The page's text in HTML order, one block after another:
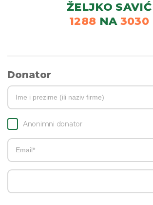
ŽELJKO SAVIĆ
1288 NA 3030
Donator
Anonimni donator